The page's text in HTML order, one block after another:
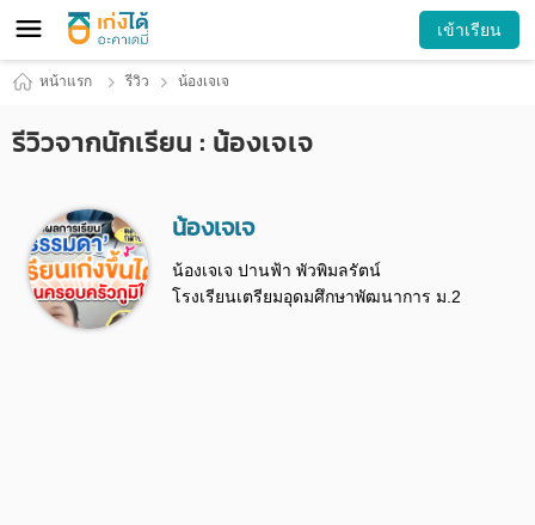
เข้าเรียน
หน้าแรก รีวิว น้องเจเจ
รีวิวจากนักเรียน : น้องเจเจ
น้องเจเจ
น้องเจเจ ปานฟ้า พัวพิมลรัตน์
โรงเรียนเตรียมอุดมศึกษาพัฒนาการ ม.2